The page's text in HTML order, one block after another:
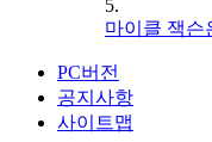
5.
마이클 잭슨
PC버전
공지사항
사이트맵